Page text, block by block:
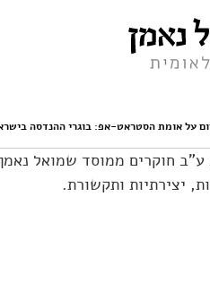
על אומת הסטראט-אפ: בוגרי ההנדסה
חוקרים ממוסד שמואל
יצירתיות ותקשורת.